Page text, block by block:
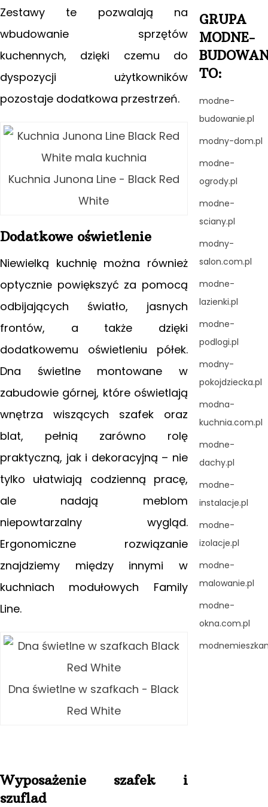
Zestawy te pozwalają na
wbudowanie sprzętów
kuchennych, dzięki czemu do
dyspozycji użytkowników
pozostaje dodatkowa przestrzeń.
Kuchnia Junona Line - Black Red
White
Dodatkowe oświetlenie
Niewielką kuchnię można również
optycznie powiększyć za pomocą
odbijających światło, jasnych
frontów, a także dzięki
dodatkowemu oświetleniu półek.
Dna świetlne montowane w
zabudowie górnej, które oświetlają
wnętrza wiszących szafek oraz
blat, pełnią zarówno rolę
praktyczną, jak i dekoracyjną – nie
tylko ułatwiają codzienną pracę,
ale nadają meblom
niepowtarzalny wygląd.
Ergonomiczne rozwiązanie
znajdziemy między innymi w
kuchniach modułowych Family
Line.
Dna świetlne w szafkach - Black
Red White
Wyposażenie szafek i
szuflad
GRUPA
MODNE-
TO:
modne-
budowanie.pl
modny-dom.pl
modne-
ogrody.pl
modne-
sciany.pl
modny-
salon.com.pl
modne-
lazienki.pl
modne-
podlogi.pl
modny-
pokojdziecka.pl
modna-
kuchnia.com.pl
modne-
dachy.pl
modne-
instalacje.pl
modne-
izolacje.pl
modne-
malowanie.pl
modne-
okna.com.pl